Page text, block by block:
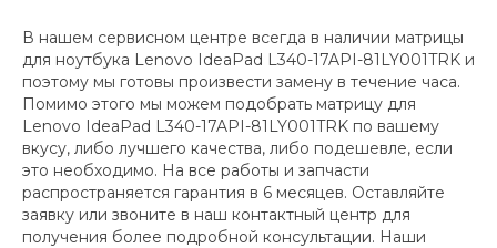
В нашем сервисном центре всегда в наличии матрицы
для ноутбука Lenovo IdeaPad L340-17API-81LY001TRK и
поэтому мы готовы произвести замену в течение часа.
Помимо этого мы можем подобрать матрицу для
Lenovo IdeaPad L340-17API-81LY001TRK по вашему
вкусу, либо лучшего качества, либо подешевле, если
это необходимо. На все работы и запчасти
распространяется гарантия в 6 месяцев. Оставляйте
заявку или звоните в наш контактный центр для
получения более подробной консультации. Наши